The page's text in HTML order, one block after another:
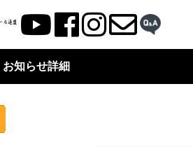
お知らせ詳細